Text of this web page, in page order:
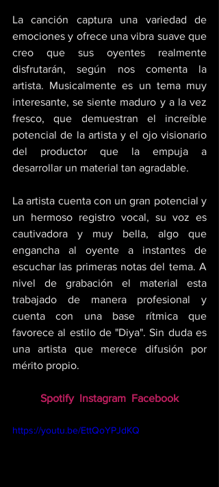
La canción captura una variedad de
emociones y ofrece una vibra suave que
creo que sus oyentes realmente
disfrutarán, según nos comenta la
artista. Musicalmente es un tema muy
interesante, se siente maduro y a la vez
fresco, que demuestran el increíble
potencial de la artista y el ojo visionario
del productor que la empuja a
desarrollar un material tan agradable.
La artista cuenta con un gran potencial y
un hermoso registro vocal, su voz es
cautivadora y muy bella, algo que
engancha al oyente a instantes de
escuchar las primeras notas del tema. A
nivel de grabación el material esta
trabajado de manera profesional y
cuenta con una base rítmica que
favorece al estilo de "Diya". Sin duda es
una artista que merece difusión por
mérito propio.
Spotify Instagram Facebook
https://youtu.be/EttQoYPJdKQ